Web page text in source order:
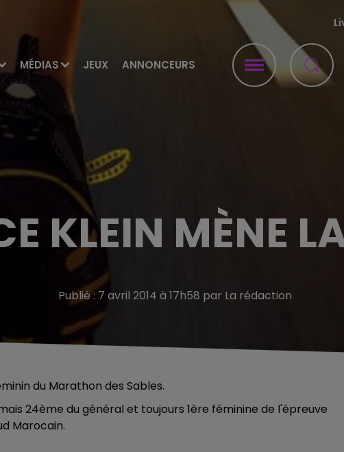
MÉDIAS JEUX ANNONCEURS
KLEIN MÈNE
Publié : 7 avril 2014 à 17h58 par La rédaction
du Marathon des Sables.
24ème du général et toujours 1ère féminine de l'épreuve
Marocain.